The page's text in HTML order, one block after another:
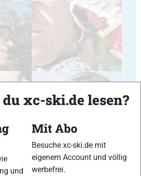
14
xc-ski.de lesen?
und
Mit Abo
Besuche xc-ski.de mit
eigenem Account und völlig
werbefrei.